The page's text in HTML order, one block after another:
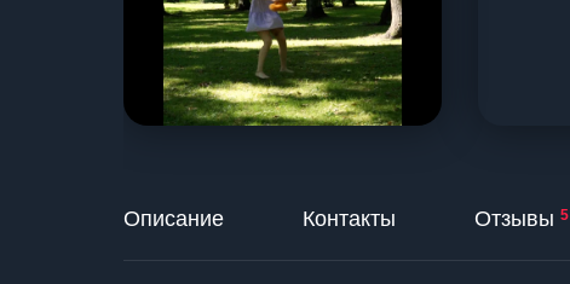
Описание Контакты Отзывы 5